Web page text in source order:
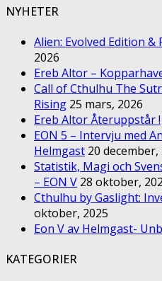
NYHETER
Alien: Evolved Edition
2026
Ereb Altor –
Call of Cthulhu The
Rising 25 mars, 2026
Ereb Altor Återuppstår !
EON 5 – Intervju med
Helmgast 20 december,
Statistik, Magi och
– EON V 28 oktober,
Cthulhu by Gaslight:
oktober, 2025
Eon V av Helmgast-
KATEGORIER